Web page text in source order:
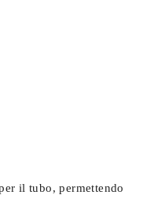
il tubo, permettendo